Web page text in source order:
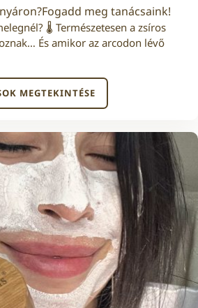
meg tanácsaink!
🌡️ Természetesen a zsíros
És amikor az arcodon lévő
MEGTEKINTÉSE